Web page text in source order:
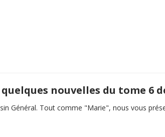
nouvelles du tome 6
Général. Tout comme "Marie", nous vous